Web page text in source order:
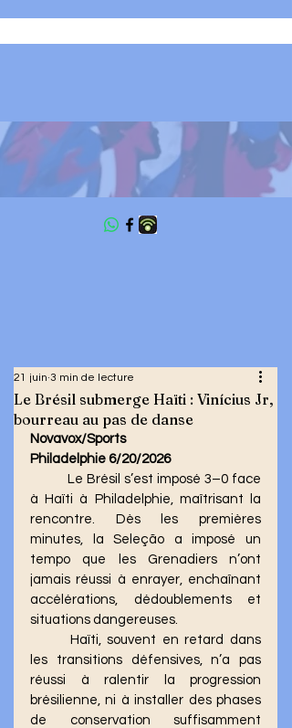
Le Brésil submerge Haïti : Vinícius Jr,
bourreau au pas de danse
21 juin 3 min de lecture
Novavox/Sports
Philadelphie 6/20/2026
à Haïti à Philadelphie, maîtrisant la
rencontre. Dès les premières
minutes, la Seleção a imposé un
tempo que les Grenadiers n’ont
jamais réussi à enrayer, enchaînant
accélérations, dédoublements et
situations dangereuses.
les transitions défensives, n’a pas
réussi à ralentir la progression
brésilienne, ni à installer des phases
de conservation suffisamment